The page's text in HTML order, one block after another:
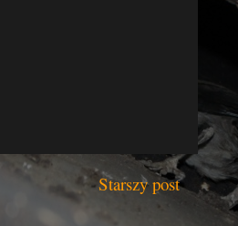
Starszy post